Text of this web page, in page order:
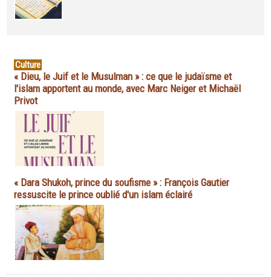
Culture
« Dieu, le Juif et le Musulman » : ce que le judaïsme et
l'islam apportent au monde, avec Marc Neiger et Michaël
Privot
« Dara Shukoh, prince du soufisme » : François Gautier
ressuscite le prince oublié d'un islam éclairé